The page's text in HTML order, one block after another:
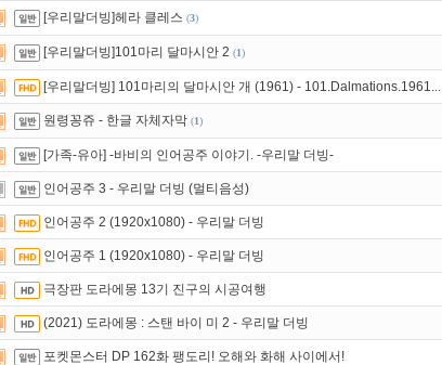
[우리말더빙]헤라 클레스 (3)
[우리말더빙]101마리 달마시안 2 (1)
[우리말더빙] 101마리의 달마시안 개 (1961) - 101.Dalmations.1961...
원령꽁쥬 - 한글 자체자막 (1)
[가족-유아] -바비의 인어공주 이야기. -우리말 더빙-
인어공주 3 - 우리말 더빙 (멀티음성)
인어공주 2 (1920x1080) - 우리말 더빙
인어공주 1 (1920x1080) - 우리말 더빙
극장판 도라에몽 13기 진구의 시공여행
(2021) 도라에몽 : 스탠 바이 미 2 - 우리말 더빙
포켓몬스터 DP 162화 팽도리! 오해와 화해 사이에서!